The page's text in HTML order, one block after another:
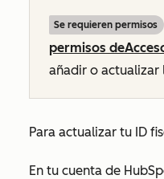
Se requieren permisos
permisos de
añadir o actualizar
Para actualizar tu ID
En tu cuenta de